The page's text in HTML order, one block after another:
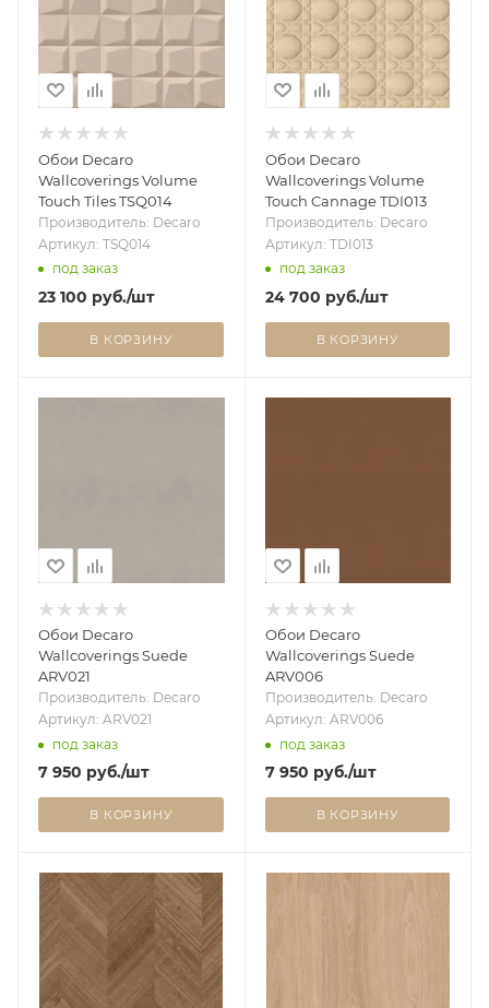
Обои Decaro
Wallcoverings Volume
Touch Tiles TSQ014
Производитель: Decaro
Артикул: TSQ014
под заказ
23 100 руб./шт
В КОРЗИНУ
Обои Decaro
Wallcoverings Volume
Touch Cannage TDI013
Производитель: Decaro
Артикул: TDI013
под заказ
24 700 руб./шт
В КОРЗИНУ
Обои Decaro
Wallcoverings Suede
ARV021
Производитель: Decaro
Артикул: ARV021
под заказ
7 950 руб./шт
В КОРЗИНУ
Обои Decaro
Wallcoverings Suede
ARV006
Производитель: Decaro
Артикул: ARV006
под заказ
7 950 руб./шт
В КОРЗИНУ